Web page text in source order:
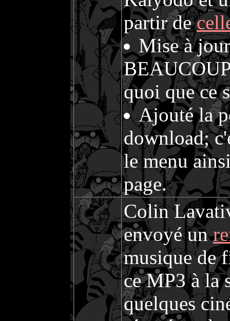
partir de
Mise à
quoi que ce
Ajouté la
download;
le menu
page.
Colin
envoyé un
musique de
ce MP3 à la
quelques